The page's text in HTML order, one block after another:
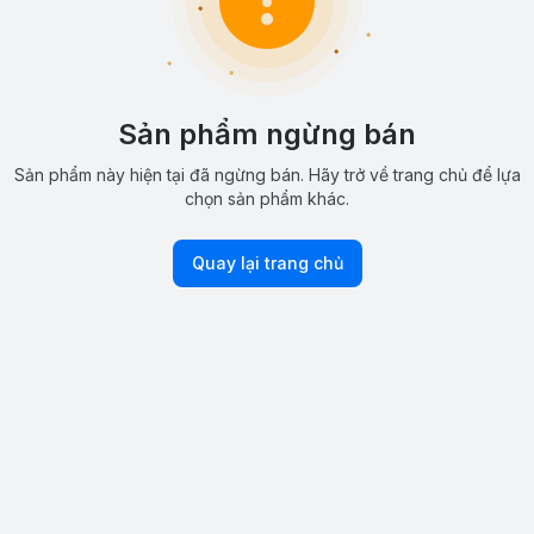
Sản phẩm ngừng bán
Sản phẩm này hiện tại đã ngừng bán. Hãy trở về trang chủ để lựa
chọn sản phẩm khác.
Quay lại trang chủ